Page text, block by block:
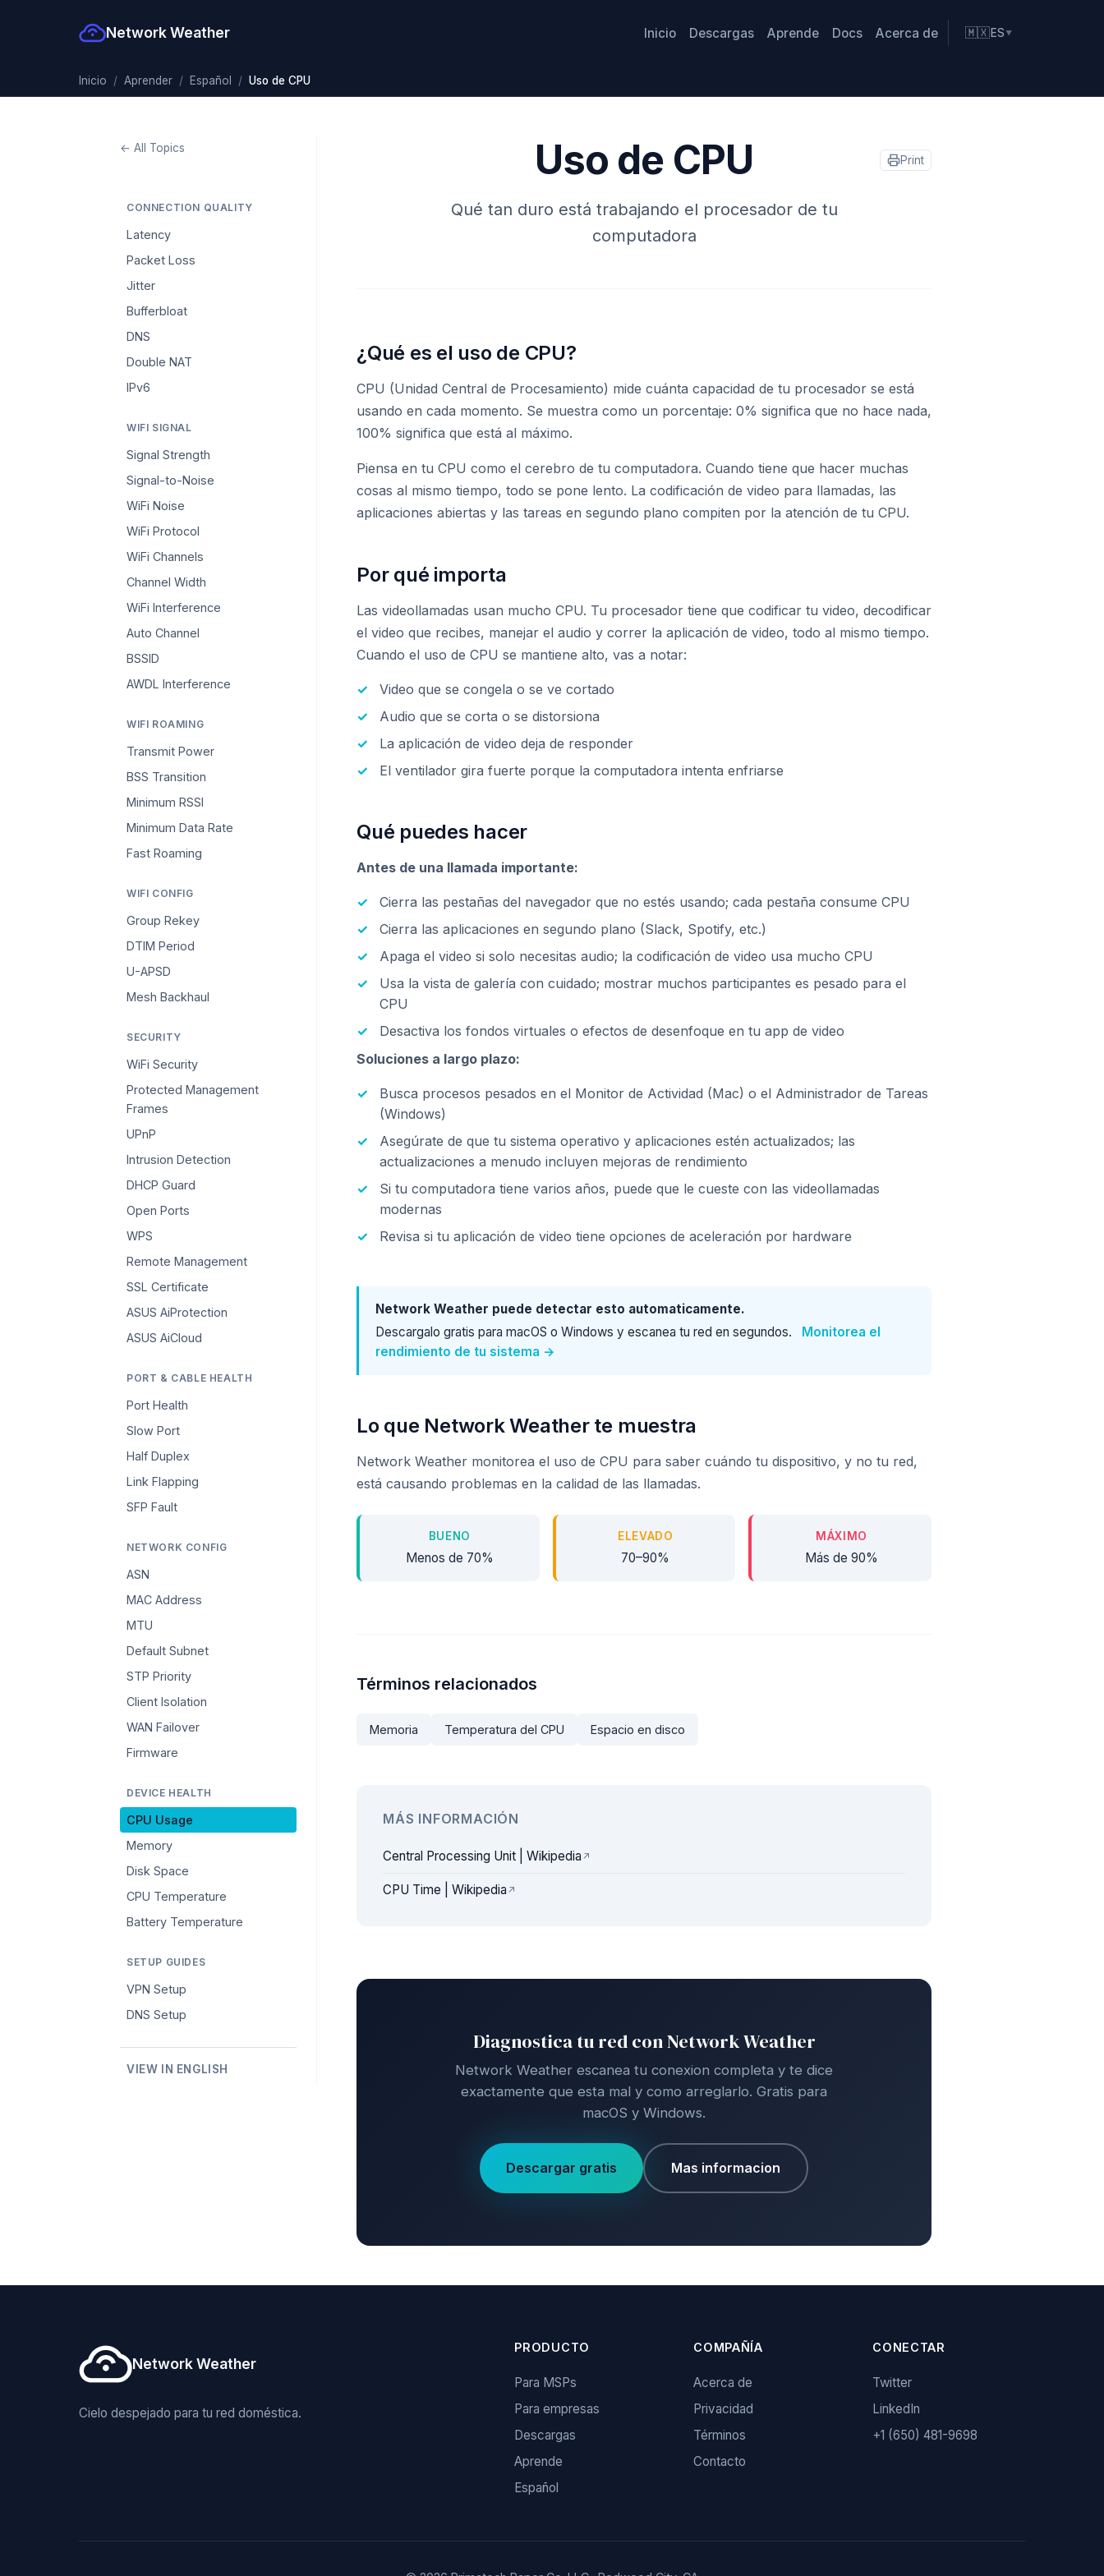
Network Weather Inicio Descargas Aprende Docs Acerca de 🇲🇽ES ▼
Inicio Aprender Español Uso de CPU
← All Topics
CONNECTION QUALITY
Latency
Packet Loss
Jitter
Bufferbloat
DNS
Double NAT
IPv6
WIFI SIGNAL
Signal Strength
Signal-to-Noise
WiFi Noise
WiFi Protocol
WiFi Channels
Channel Width
WiFi Interference
Auto Channel
BSSID
AWDL Interference
WIFI ROAMING
Transmit Power
BSS Transition
Minimum RSSI
Minimum Data Rate
Fast Roaming
WIFI CONFIG
Group Rekey
DTIM Period
U-APSD
Mesh Backhaul
SECURITY
WiFi Security
Protected Management
Frames
UPnP
Intrusion Detection
DHCP Guard
Open Ports
WPS
Remote Management
SSL Certificate
ASUS AiProtection
ASUS AiCloud
PORT & CABLE HEALTH
Port Health
Slow Port
Half Duplex
Link Flapping
SFP Fault
NETWORK CONFIG
ASN
MAC Address
MTU
Default Subnet
STP Priority
Client Isolation
WAN Failover
Firmware
DEVICE HEALTH
CPU Usage
Memory
Disk Space
CPU Temperature
Battery Temperature
SETUP GUIDES
VPN Setup
DNS Setup
VIEW IN ENGLISH
Print
Uso de CPU
Qué tan duro está trabajando el procesador de tu
computadora
¿Qué es el uso de CPU?
CPU (Unidad Central de Procesamiento) mide cuánta capacidad de tu procesador se está
usando en cada momento. Se muestra como un porcentaje: 0% significa que no hace nada,
100% significa que está al máximo.
Piensa en tu CPU como el cerebro de tu computadora. Cuando tiene que hacer muchas
cosas al mismo tiempo, todo se pone lento. La codificación de video para llamadas, las
aplicaciones abiertas y las tareas en segundo plano compiten por la atención de tu CPU.
Por qué importa
Las videollamadas usan mucho CPU. Tu procesador tiene que codificar tu video, decodificar
el video que recibes, manejar el audio y correr la aplicación de video, todo al mismo tiempo.
Cuando el uso de CPU se mantiene alto, vas a notar:
Video que se congela o se ve cortado
Audio que se corta o se distorsiona
La aplicación de video deja de responder
El ventilador gira fuerte porque la computadora intenta enfriarse
Qué puedes hacer
Antes de una llamada importante:
Cierra las pestañas del navegador que no estés usando; cada pestaña consume CPU
Cierra las aplicaciones en segundo plano (Slack, Spotify, etc.)
Apaga el video si solo necesitas audio; la codificación de video usa mucho CPU
Usa la vista de galería con cuidado; mostrar muchos participantes es pesado para el
CPU
Desactiva los fondos virtuales o efectos de desenfoque en tu app de video
Soluciones a largo plazo:
Busca procesos pesados en el Monitor de Actividad (Mac) o el Administrador de Tareas
(Windows)
Asegúrate de que tu sistema operativo y aplicaciones estén actualizados; las
actualizaciones a menudo incluyen mejoras de rendimiento
Si tu computadora tiene varios años, puede que le cueste con las videollamadas
modernas
Revisa si tu aplicación de video tiene opciones de aceleración por hardware
Network Weather puede detectar esto automaticamente.
Descargalo gratis para macOS o Windows y escanea tu red en segundos.
Monitorea el
rendimiento de tu sistema →
Lo que Network Weather te muestra
Network Weather monitorea el uso de CPU para saber cuándo tu dispositivo, y no tu red,
está causando problemas en la calidad de las llamadas.
BUENO
Menos de 70%
ELEVADO
70–90%
MÁXIMO
Más de 90%
Términos relacionados
Memoria Temperatura del CPU Espacio en disco
MÁS INFORMACIÓN
Central Processing Unit | Wikipedia
CPU Time | Wikipedia
Diagnostica tu red con Network Weather
Network Weather escanea tu conexion completa y te dice
exactamente que esta mal y como arreglarlo. Gratis para
macOS y Windows.
Descargar gratis Mas informacion
Network Weather
Cielo despejado para tu red doméstica.
PRODUCTO
Para MSPs
Para empresas
Descargas
Aprende
Español
COMPAÑÍA
Acerca de
Privacidad
Términos
Contacto
CONECTAR
Twitter
LinkedIn
+1 (650) 481-9698